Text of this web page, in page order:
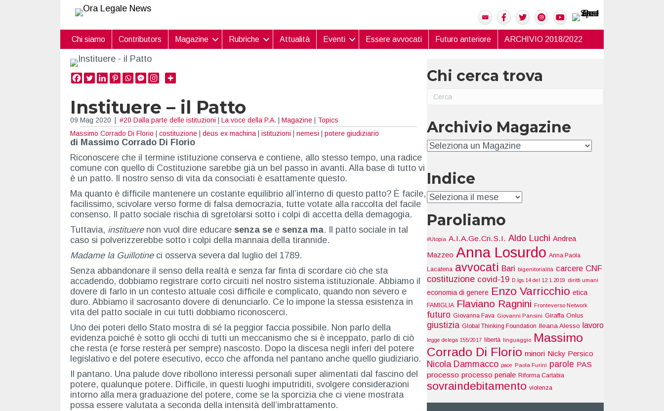
Chi siamo Contributors Magazine Rubriche Attualità Eventi Essere avvocati Futuro anteriore ARCHIVIO 2018/2022
Instituere – il Patto
09 Mag 2020 #20 Dalla parte delle istituzioni La voce della P.A. Magazine
Topics
Massimo Corrado Di Florio
costituzione deus ex machina| istituzioni nemesi potere giudiziario
di Massimo Corrado Di Florio
Riconoscere che il termine istituzione conserva e contiene, allo stesso tempo, una radice
comune con quello di Costituzione sarebbe già un bel passo in avanti. Alla base di tutto vi
è un patto. Il nostro senso di vita da consociati è esattamente questo.
Ma quanto è difficile mantenere un costante equilibrio all’interno di questo patto? È facile,
facilissimo, scivolare verso forme di falsa democrazia, tutte votate alla raccolta del facile
consenso. Il patto sociale rischia di sgretolarsi sotto i colpi di accetta della demagogia.
Tuttavia, instituere non vuol dire educare senza se e senza ma. Il patto sociale in tal
caso si polverizzerebbe sotto i colpi della mannaia della tirannide.
Madame la Guillotineci osserva severa dal luglio del 1789.
Senza abbandonare il senso della realtà e senza far finta di scordare ciò che sta
accadendo, dobbiamo registrare corto circuiti nel nostro sistema istituzionale. Abbiamo il
dovere di farlo in un contesto attuale così difficile e complicato, quando non severo e
duro. Abbiamo il sacrosanto dovere di denunciarlo. Ce lo impone la stessa esistenza in
vita del patto sociale in cui tutti dobbiamo riconoscerci.
Uno dei poteri dello Stato mostra di sé la peggior faccia possibile. Non parlo della
evidenza poiché è sotto gli occhi di tutti un meccanismo che si è inceppato, parlo di ciò
che resta (e forse resterà per sempre) nascosto. Dopo la discesa negli inferi del potere
legislativo e del potere esecutivo, ecco che affonda nel pantano anche quello giudiziario.
Il pantano. Una palude dove ribollono interessi personali super alimentati dal fascino del
potere, qualunque potere. Difficile, in questi luoghi imputriditi, svolgere considerazioni
intorno alla mera graduazione del potere, come se la sporcizia che ci viene mostrata
possa essere valutata a seconda della intensità dell’imbrattamento.
Chi cerca trova
Archivio Magazine
Archivio
Indice
Indice
Paroliamo
#Utopia A.I.A.Ge.Cri.S.I. Aldo Luchi Andrea
Mazzeo Anna Losurdo Anna Paola
Lacatena avvocati Bari bigenitorialità carcere CNF
costituzione covid-19 D.lgs.14 del 12.1.2019 diritti umani
economia di genere Enzo Varricchio etica
FAMIGLIA Flaviano Ragnini Fronteverso Network
futuro Giovanna Fava Giovanni Pansini Giraffa Onlus
giustizia Global Thinking Foundation Ileana Alesso lavoro
legge delega 155/2017 libertà linguaggio Massimo
Corrado Di Florio minori Nicky Persico
Nicola Dammacco pace Paola Furini parole PAS
processo processo penale Riforma Cartabia
sovraindebitamento violenza